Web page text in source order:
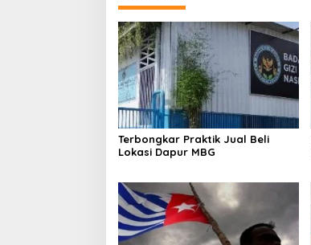
Terbongkar Praktik Jual Beli
Lokasi Dapur MBG